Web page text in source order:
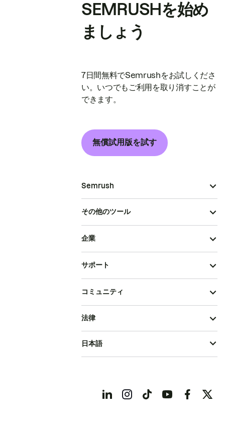
SEMRUSHを始め
ましょう
7日間無料でSemrushをお試しくださ
い。いつでもご利用を取り消すことが
できます。
無償試用版を試す
Semrush
その他のツール
企業
サポート
コミュニティ
法律
日本語